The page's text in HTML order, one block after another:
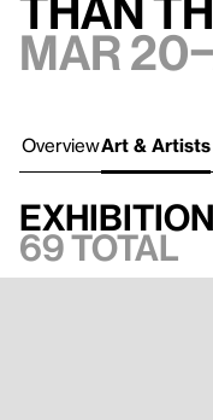
Mar
OverviewArt & Artists
69 total